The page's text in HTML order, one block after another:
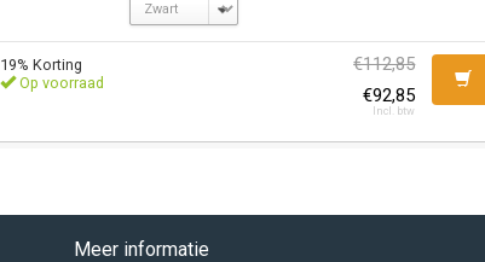
19% Korting
€112,85
€92,85
Incl. btw
Op voorraad
Meer informatie